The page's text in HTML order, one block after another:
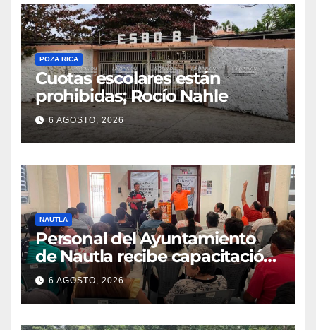
POZA RICA
Cuotas escolares están
prohibidas; Rocío Nahle
6 AGOSTO, 2026
NAUTLA
Personal del Ayuntamiento
de Nautla recibe capacitación
en atención a emergencias
6 AGOSTO, 2026